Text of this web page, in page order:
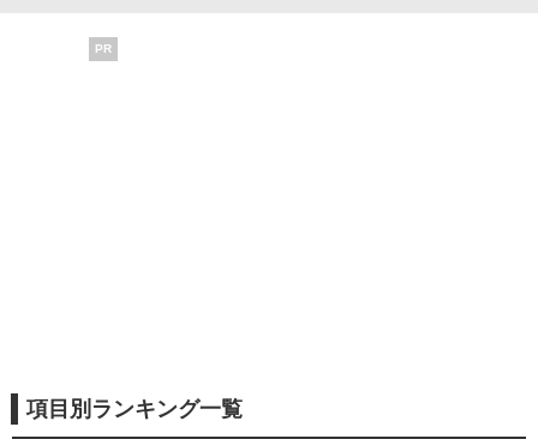
PR
項目別ランキング一覧